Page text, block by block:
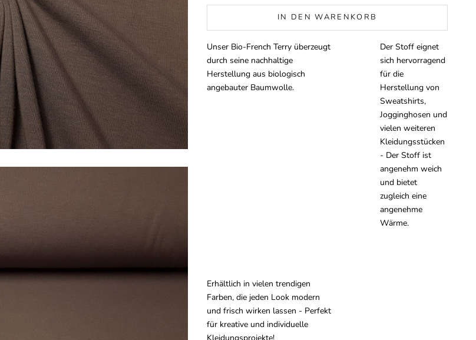
IN DEN WARENKORB
Unser Bio-French Terry überzeugt
durch seine nachhaltige
Herstellung aus biologisch
angebauter Baumwolle.
Der Stoff eignet
sich hervorragend
für die
Herstellung von
Sweatshirts,
Jogginghosen und
vielen weiteren
Kleidungsstücken
- Der Stoff ist
angenehm weich
und bietet
zugleich eine
angenehme
Wärme.
Erhältlich in vielen trendigen
Farben, die jeden Look modern
und frisch wirken lassen - Perfekt
für kreative und individuelle